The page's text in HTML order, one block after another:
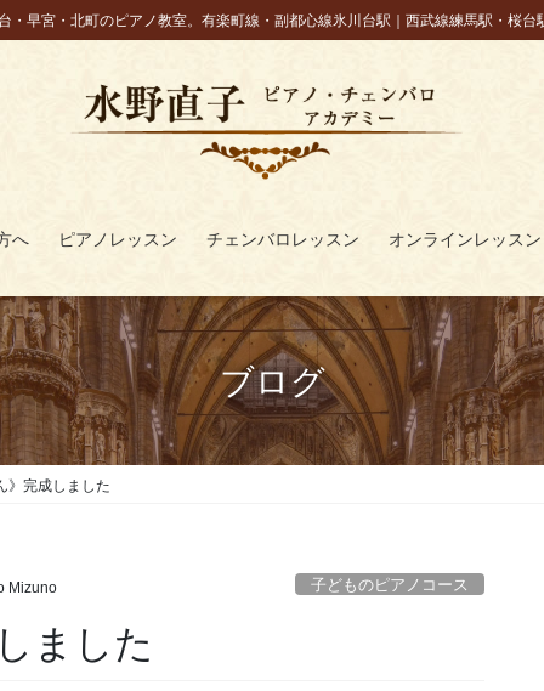
・早宮・北町のピアノ教室。有楽町線・副都心線氷川台駅｜西武線練馬駅・桜台
へ ピアノレッスン チェンバロレッスン オンラインレッスン
ブログ
》完成しました
Mizuno 子どものピアノコース
ました